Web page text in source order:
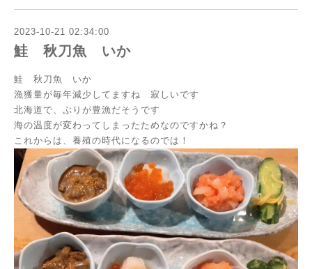
2023-10-21 02:34:00
鮭 秋刀魚 いか
鮭 秋刀魚 いか
漁獲量が毎年減少してますね 寂しいです
北海道で、ぶりが豊漁だそうです
海の温度が変わってしまったためなのですかね？
これからは、養殖の時代になるのでは！